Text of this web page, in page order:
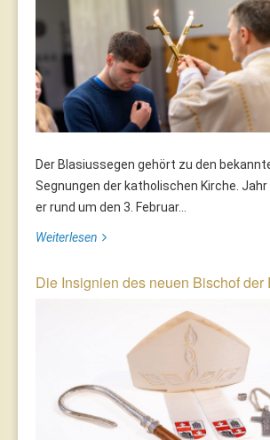
Der Blasiussegen gehört zu den
Segnungen der katholischen Kirche.
er rund um den 3. Februar...
Weiterlesen
Die Insignien des neuen Bischof